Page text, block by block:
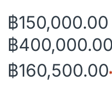
฿150,000.00
฿400,000.00
฿160,500.00